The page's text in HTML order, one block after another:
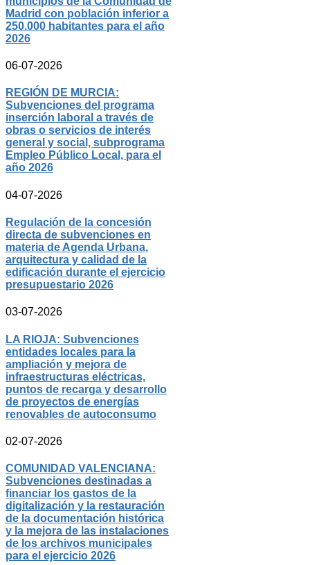
Madrid con población inferior a
250.000 habitantes para el año
2026
06-07-2026
REGIÓN DE MURCIA:
Subvenciones del programa
inserción laboral a través de
obras o servicios de interés
general y social, subprograma
Empleo Público Local, para el
año 2026
04-07-2026
Regulación de la concesión
directa de subvenciones en
materia de Agenda Urbana,
arquitectura y calidad de la
edificación durante el ejercicio
presupuestario 2026
03-07-2026
LA RIOJA: Subvenciones
entidades locales para la
ampliación y mejora de
infraestructuras eléctricas,
puntos de recarga y desarrollo
de proyectos de energías
renovables de autoconsumo
02-07-2026
COMUNIDAD VALENCIANA:
Subvenciones destinadas a
financiar los gastos de la
digitalización y la restauración
de la documentación histórica
y la mejora de las instalaciones
de los archivos municipales
para el ejercicio 2026